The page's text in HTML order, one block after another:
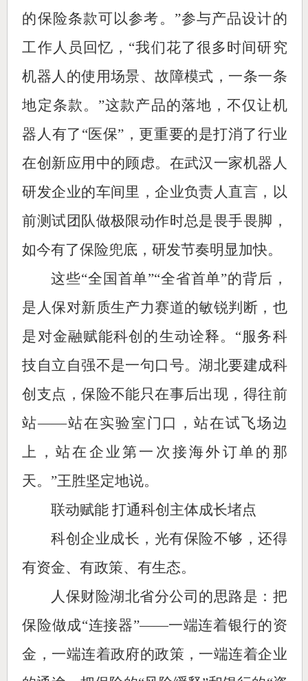
的保险条款可以参考。”参与产品设计的
工作人员回忆，“我们花了很多时间研究
机器人的使用场景、故障模式，一条一条
地定条款。”这款产品的落地，不仅让机
器人有了“医保”，更重要的是打消了行业
在创新应用中的顾虑。在武汉一家机器人
研发企业的车间里，企业负责人直言，以
前测试团队做极限动作时总是畏手畏脚，
如今有了保险兜底，研发节奏明显加快。
这些“全国首单”“全省首单”的背后，
是人保对新质生产力赛道的敏锐判断，也
是对金融赋能科创的生动诠释。“服务科
技自立自强不是一句口号。湖北要建成科
创支点，保险不能只在事后出现，得往前
站——站在实验室门口，站在试飞场边
上，站在企业第一次接海外订单的那
天。”王胜坚定地说。
联动赋能 打通科创主体成长堵点
科创企业成长，光有保险不够，还得
有资金、有政策、有生态。
人保财险湖北省分公司的思路是：把
保险做成“连接器”——一端连着银行的资
金，一端连着政府的政策，一端连着企业